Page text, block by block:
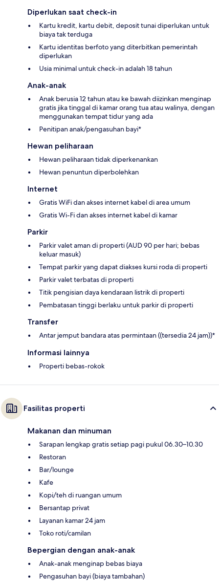
Diperlukan saat check-in
Kartu kredit, kartu debit, deposit tunai diperlukan untuk
biaya tak terduga
Kartu identitas berfoto yang diterbitkan pemerintah
diperlukan
Usia minimal untuk check-in adalah 18 tahun
Anak-anak
Anak berusia 12 tahun atau ke bawah diizinkan menginap
gratis jika tinggal di kamar orang tua atau walinya, dengan
menggunakan tempat tidur yang ada
Penitipan anak/pengasuhan bayi*
Hewan peliharaan
Hewan peliharaan tidak diperkenankan
Hewan penuntun diperbolehkan
Internet
Gratis WiFi dan akses internet kabel di area umum
Gratis Wi-Fi dan akses internet kabel di kamar
Parkir
Parkir valet aman di properti (AUD 90 per hari; bebas
keluar masuk)
Tempat parkir yang dapat diakses kursi roda di properti
Parkir valet terbatas di properti
Titik pengisian daya kendaraan listrik di properti
Pembatasan tinggi berlaku untuk parkir di properti
Transfer
Antar jemput bandara atas permintaan ((tersedia 24 jam))*
Informasi lainnya
Properti bebas-rokok
Fasilitas properti
Makanan dan minuman
Sarapan lengkap gratis setiap pagi pukul 06.30–10.30
Restoran
Bar/lounge
Kafe
Kopi/teh di ruangan umum
Bersantap privat
Layanan kamar 24 jam
Toko roti/camilan
Bepergian dengan anak-anak
Anak-anak menginap bebas biaya
Pengasuhan bayi (biaya tambahan)